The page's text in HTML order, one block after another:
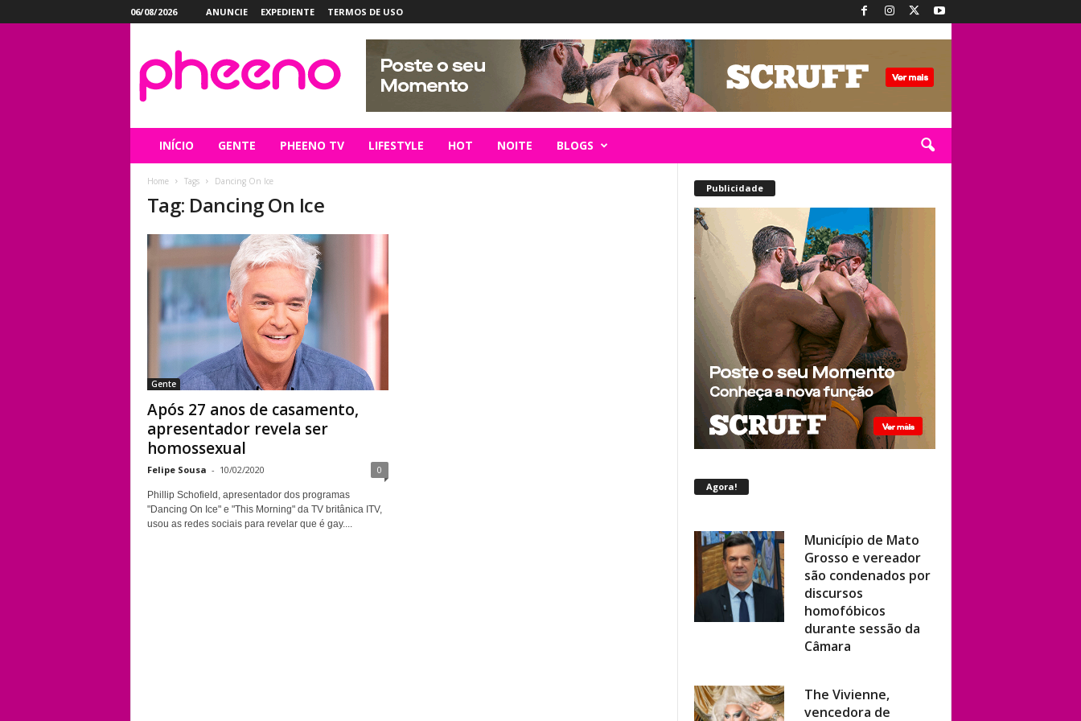
06/08/2026 ANUNCIE EXPEDIENTE TERMOS DE USO
INÍCIO GENTE PHEENO TV LIFESTYLE HOT NOITE BLOGS
Home Tags Dancing On Ice
Tag: Dancing On Ice
Gente
Após 27 anos de casamento,
apresentador revela ser
homossexual
Felipe Sousa - 10/02/2020 0
Phillip Schofield, apresentador dos programas
"Dancing On Ice" e "This Morning" da TV britânica ITV,
usou as redes sociais para revelar que é gay....
Publicidade
Agora!
Grosso e vereador
são condenados por
discursos
homofóbicos
durante sessão da
Câmara
vencedora de
‘RuPaul’s Drag Race